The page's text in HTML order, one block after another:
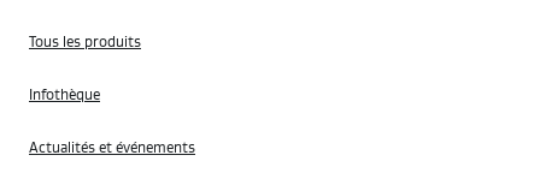
Tous les produits
Infothèque
Actualités et événements